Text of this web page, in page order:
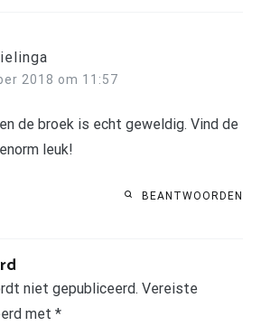
2018 om 11:57
de broek is echt geweldig. Vind de
leuk!
BEANTWOORDEN
niet gepubliceerd. Vereiste
met *